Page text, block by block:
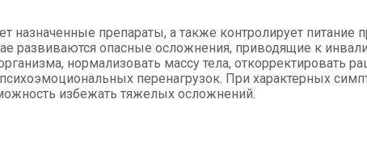
препараты, а также контролирует питание
развиваются опасные осложнения, приводящие к
нормализовать массу тела, откорректировать
перенагрузок. При характерных
избежать тяжелых осложнений.